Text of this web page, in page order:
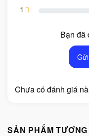
1
Bạn đã
Chưa có đánh giá
SẢN PHẨM